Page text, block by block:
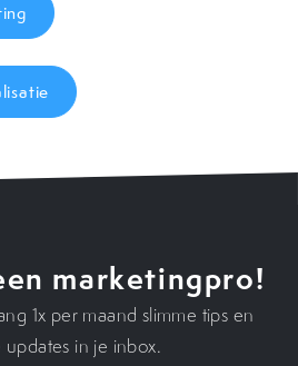
marketingpro!
1x per maand slimme tips en
updates in je inbox.